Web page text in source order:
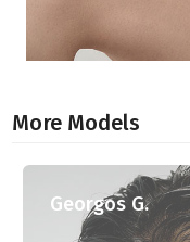
More Models
Georgos G.